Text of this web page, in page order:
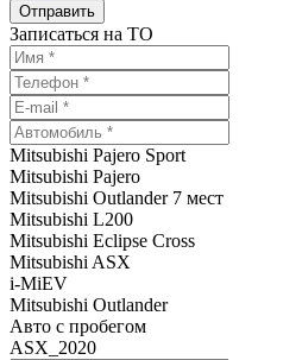
Записаться на ТО
Mitsubishi Pajero Sport
Mitsubishi Pajero
Mitsubishi Outlander 7 мест
Mitsubishi L200
Mitsubishi Eclipse Cross
Mitsubishi ASX
i-MiEV
Mitsubishi Outlander
Авто с пробегом
ASX_2020